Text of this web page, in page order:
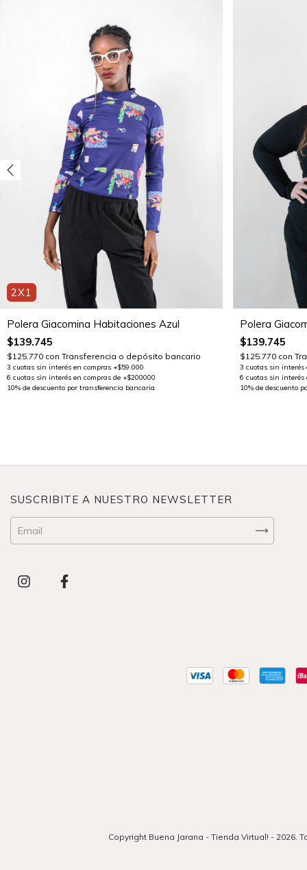
2X1
Polera Giacomina Habitaciones Azul
$139.745
$125.770 con Transferencia o depósito bancario
Polera
$139.745
$125.770 con
SUSCRIBITE A NUESTRO NEWSLETTER
Copyright Buena Jarana - Tienda Virtual! - 2026.